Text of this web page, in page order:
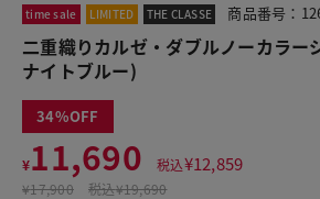
time sale LIMITED THE CLASSE 商品番号：
二重織りカルゼ・ダブルノーカラー
ナイトブルー)
34
¥11,690 税込¥12,859
¥17,900 税込¥19,690
この商品をシェアする
4.0